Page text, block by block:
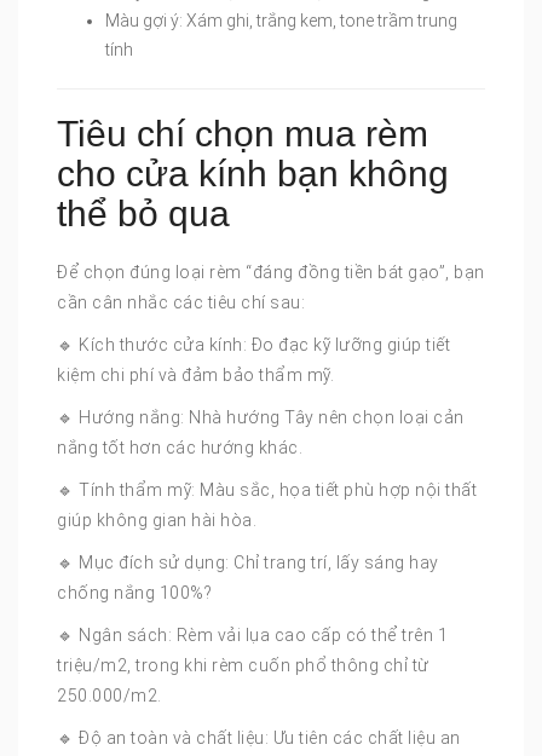
Màu gợi ý: Xám ghi, trắng kem, tone trầm trung
tính
Tiêu chí chọn mua rèm
cho cửa kính bạn không
thể bỏ qua
Để chọn đúng loại rèm “đáng đồng tiền bát gạo”, bạn
cần cân nhắc các tiêu chí sau:
🔹 Kích thước cửa kính: Đo đạc kỹ lưỡng giúp tiết
kiệm chi phí và đảm bảo thẩm mỹ.
🔹 Hướng nắng: Nhà hướng Tây nên chọn loại cản
nắng tốt hơn các hướng khác.
🔹 Tính thẩm mỹ: Màu sắc, họa tiết phù hợp nội thất
giúp không gian hài hòa.
🔹 Mục đích sử dụng: Chỉ trang trí, lấy sáng hay
chống nắng 100%?
🔹 Ngân sách: Rèm vải lụa cao cấp có thể trên 1
triệu/m2, trong khi rèm cuốn phổ thông chỉ từ
250.000/m2.
🔹 Độ an toàn và chất liệu: Ưu tiên các chất liệu an